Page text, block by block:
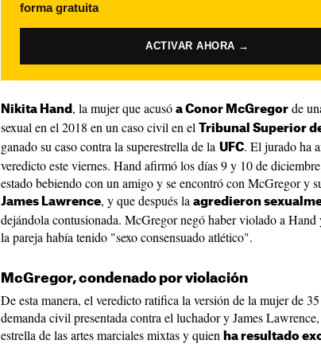
forma gratuita
ACTIVAR AHORA →
Nikita Hand , la mujer que acusó a Conor McGregor de
sexual en el 2018 en un caso civil en el
Tribunal Superior
ganado su caso contra la superestrella de la UFC. El jurado ha
veredicto este viernes. Hand afirmó los días 9 y 10 de
estado bebiendo con un amigo y se encontró con McGregor y
James Lawrence, y que después la agredieron
dejándola contusionada. McGregor negó haber violado a
la pareja había tenido "sexo consensuado atlético".
McGregor, condenado por violación
De esta manera, el veredicto ratifica la versión de la mujer de
demanda civil presentada contra el luchador y James
estrella de las artes marciales mixtas y quien ha resultado